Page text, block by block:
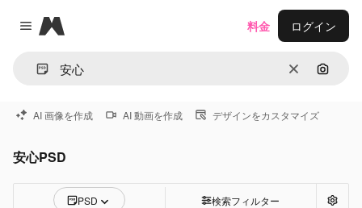
Close menu
Magnific
消去 画像で
料金 ログイン
AI 画像を作成 AI 動画を作成 デザインをカスタマイズ
安心PSD
PSD 検索フィルター